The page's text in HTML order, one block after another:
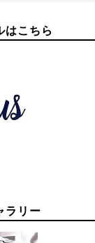
はこちら
ラリー